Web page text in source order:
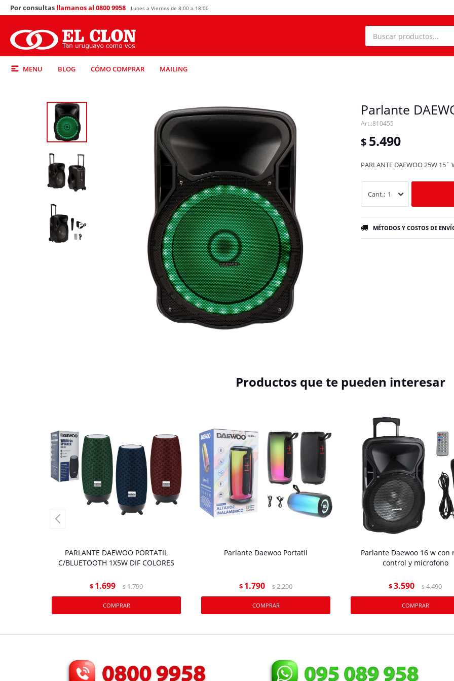
MENU BLOG CÓMO COMPRAR MAILING
Por consultas llamanos al 0800 9958 Lunes a Viernes de 8:00 a 18:00
Parlante
810455
$ 5.490
PARLANTE DAEWOO 25W 15´
1
MÉTODOS Y COSTOS DE
Productos que te pueden interesar
PARLANTE DAEWOO PORTATIL
C/BLUETOOTH 1X5W DIF COLORES
$ 1.699 $ 1.799
Parlante Daewoo Portatil
$ 1.790 $ 2.290
Parlante Daewoo 16 w con
control y microfono
$3.590 $ 4.490